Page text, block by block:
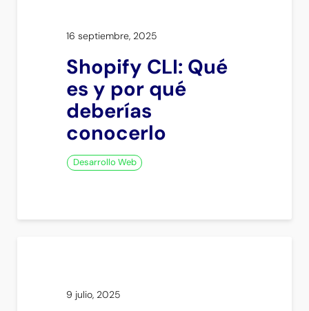
16 septiembre, 2025
Shopify CLI: Qué
es y por qué
deberías
conocerlo
Desarrollo Web
9 julio, 2025